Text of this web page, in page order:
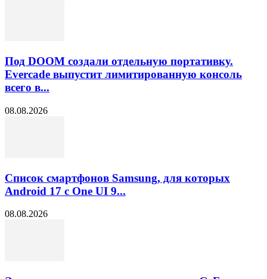
Под DOOM создали отдельную портативку.
Evercade выпустит лимитированную консоль
всего в...
08.08.2026
Список смартфонов Samsung, для которых
Android 17 с One UI 9...
08.08.2026